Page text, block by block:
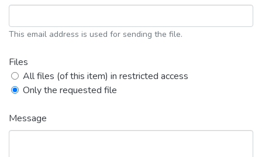
This email address is used for sending the file.
Files
All files (of this item) in restricted access
Only the requested file
Message